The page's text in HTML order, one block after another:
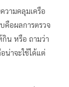
วามคลุมเครือ
คือผลการตรวจ
น หรือ ถามว่า
น่าจะใช้ได้แต่